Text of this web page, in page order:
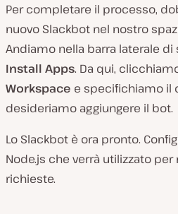
Per completare il processo,
nuovo Slackbot nel nostro
Andiamo nella barra laterale
Install Apps. Da qui,
Workspace e specifichiamo il
desideriamo aggiungere il bot.
Lo Slackbot è ora pronto.
Node.js che verrà utilizzato
richieste.